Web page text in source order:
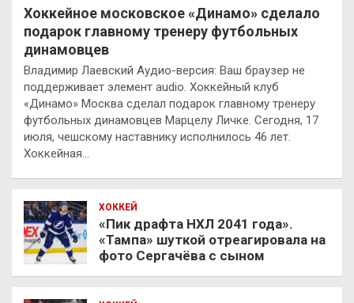
Хоккейное московское «Динамо» сделало
подарок главному тренеру футбольных
динамовцев
Владимир Лаевский Аудио-версия: Ваш браузер не
поддерживает элемент audio. Хоккейный клуб
«Динамо» Москва сделал подарок главному тренеру
футбольных динамовцев Марцелу Личке. Сегодня, 17
июля, чешскому наставнику исполнилось 46 лет.
Хоккейная…
ХОККЕЙ
«Пик драфта НХЛ 2041 года».
«Тампа» шуткой отреагировала на
фото Сергачёва с сыном